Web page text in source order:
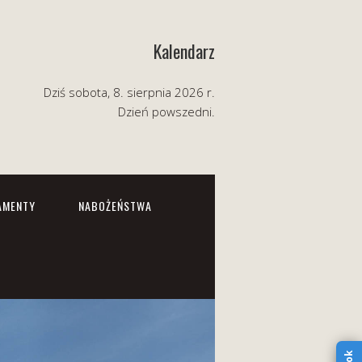
Kalendarz
Dziś sobota, 8. sierpnia 2026 r.
Dzień powszedni.
NABOŻEŃSTWA